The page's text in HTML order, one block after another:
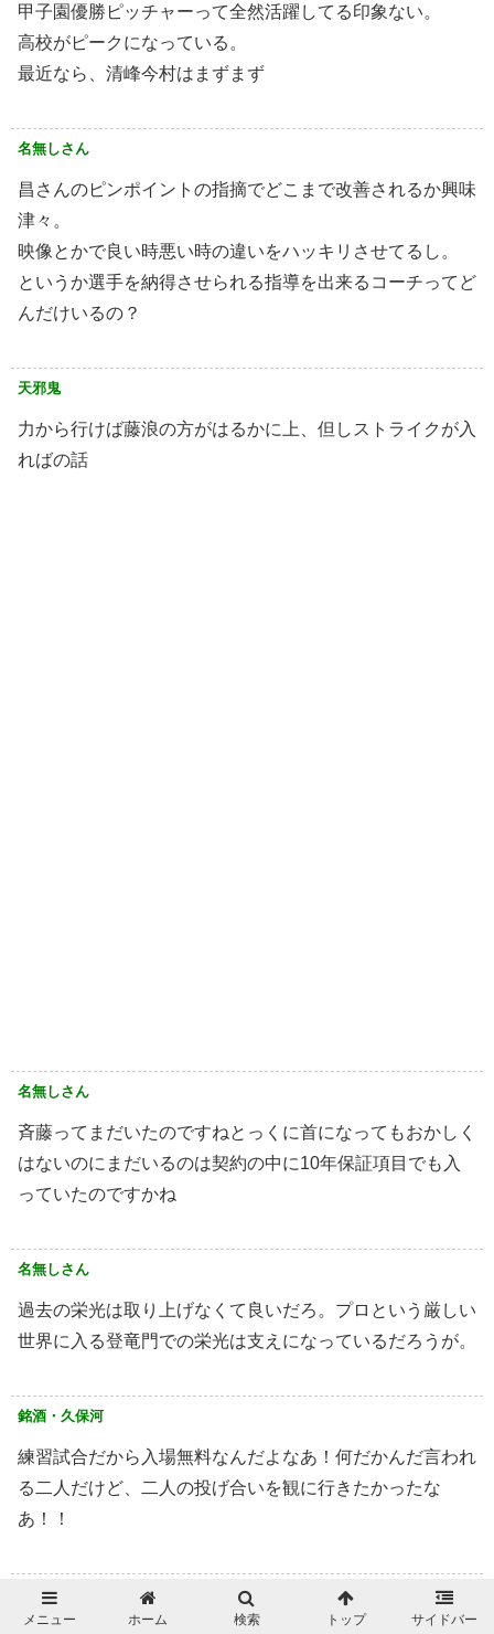
甲子園優勝ピッチャーって全然活躍してる印象ない。
高校がピークになっている。
最近なら、清峰今村はまずまず
名無しさん
昌さんのピンポイントの指摘でどこまで改善されるか興味
津々。
映像とかで良い時悪い時の違いをハッキリさせてるし。
というか選手を納得させられる指導を出来るコーチってど
んだけいるの？
天邪鬼
力から行けば藤浪の方がはるかに上、但しストライクが入
ればの話
名無しさん
斉藤ってまだいたのですね️とっくに首になってもおかしく
はないのにまだいるのは契約の中に10年保証項目でも入
っていたのですかね️
名無しさん
過去の栄光は取り上げなくて良いだろ。プロという厳しい
世界に入る登竜門での栄光は支えになっているだろうが。
銘酒・久保河
練習試合だから入場無料なんだよなあ！何だかんだ言われ
る二人だけど、二人の投げ合いを観に行きたかったな
あ！！
名無しさん
メニュー ホーム 検索 トップ サイドバー